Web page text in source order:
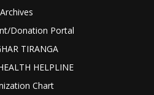
Archives
Donation Portal
TIRANGA
HELPLINE
Chart